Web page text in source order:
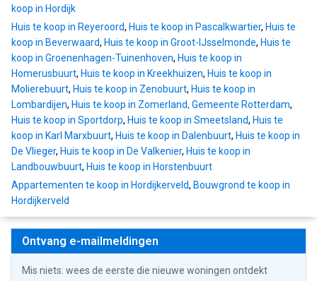
koop in Hordijk
Huis te koop in Reyeroord, Huis te koop in Pascalkwartier, Huis te
koop in Beverwaard, Huis te koop in Groot-IJsselmonde, Huis te
koop in Groenenhagen-Tuinenhoven, Huis te koop in
Homerusbuurt, Huis te koop in Kreekhuizen, Huis te koop in
Molierebuurt, Huis te koop in Zenobuurt, Huis te koop in
Lombardijen, Huis te koop in Zomerland, Gemeente Rotterdam,
Huis te koop in Sportdorp, Huis te koop in Smeetsland, Huis te
koop in Karl Marxbuurt, Huis te koop in Dalenbuurt, Huis te koop in
De Vlieger, Huis te koop in De Valkenier, Huis te koop in
Landbouwbuurt, Huis te koop in Horstenbuurt
Appartementen te koop in Hordijkerveld, Bouwgrond te koop in
Hordijkerveld
Ontvang e-mailmeldingen
Mis niets: wees de eerste die nieuwe woningen ontdekt